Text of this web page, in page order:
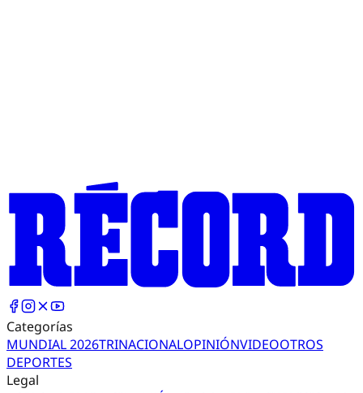
Categorías
MUNDIAL 2026TRINACIONALOPINIÓNVIDEOOTROS
DEPORTES
Legal